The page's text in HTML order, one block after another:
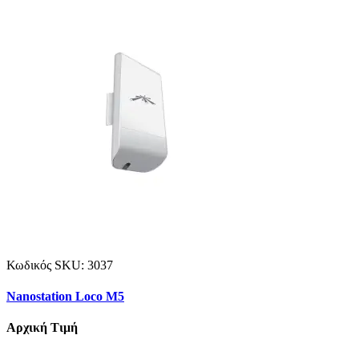
Κωδικός SKU: 3037
Nanostation Loco M5
Αρχική Τιμή